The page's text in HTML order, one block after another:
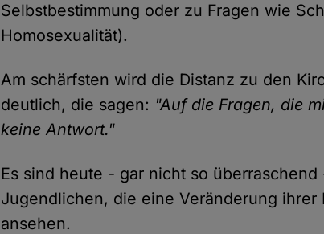
Selbstbestimmung oder zu Fragen wie
Homosexualität).
Am schärfsten wird die Distanz zu den
deutlich, die sagen: "Auf die Fragen, die
keine Antwort."
Es sind heute - gar nicht so
Jugendlichen, die eine Veränderung
ansehen.